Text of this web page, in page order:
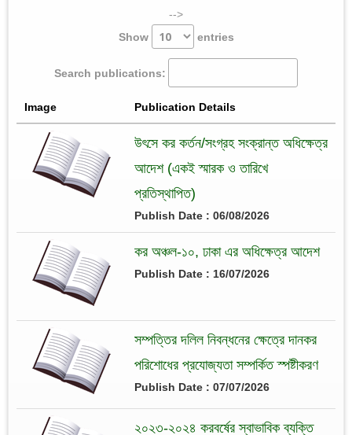
-->
Show
entries
Search publications:
Image Publication Details
উৎসে কর কর্তন/সংগ্রহ সংক্রান্ত অধিক্ষেত্র
আদেশ (একই স্মারক ও তারিখে
প্রতিস্থাপিত)
Publish Date : 06/08/2026
কর অঞ্চল-১০, ঢাকা এর অধিক্ষেত্র আদেশ
Publish Date : 16/07/2026
সম্পত্তির দলিল নিবন্ধনের ক্ষেত্রে দানকর
পরিশোধের প্রযোজ্যতা সম্পর্কিত স্পষ্টীকরণ
Publish Date : 07/07/2026
২০২৩-২০২৪ করবর্ষের স্বাভাবিক ব্যক্তি